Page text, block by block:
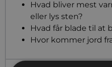
Hvad bliver mest
eller lys sten?
Hvad får blade til at
Hvor kommer jord